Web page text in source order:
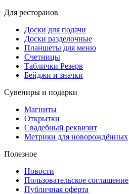
Для ресторанов
Доски для подачи
Доски разделочные
Планшеты для меню
Счетницы
Таблички Резерв
Бейджи и значки
Сувениры и подарки
Магниты
Открытки
Свадебный реквизит
Метрики для новорождённых
Полезное
Новости
Пользовательское соглашение
Публичная оферта